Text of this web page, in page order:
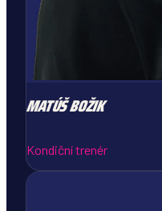
MATÚŠBOŽIK
Kondiční trenér